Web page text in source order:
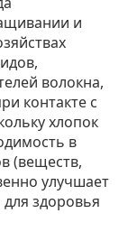
и
волокна,
контакте с
хлопок
в
(веществ,
улучшает
для здоровья